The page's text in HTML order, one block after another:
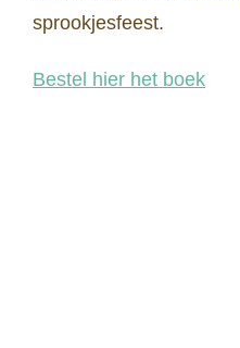
sprookjesfeest.
Bestel hier het boek